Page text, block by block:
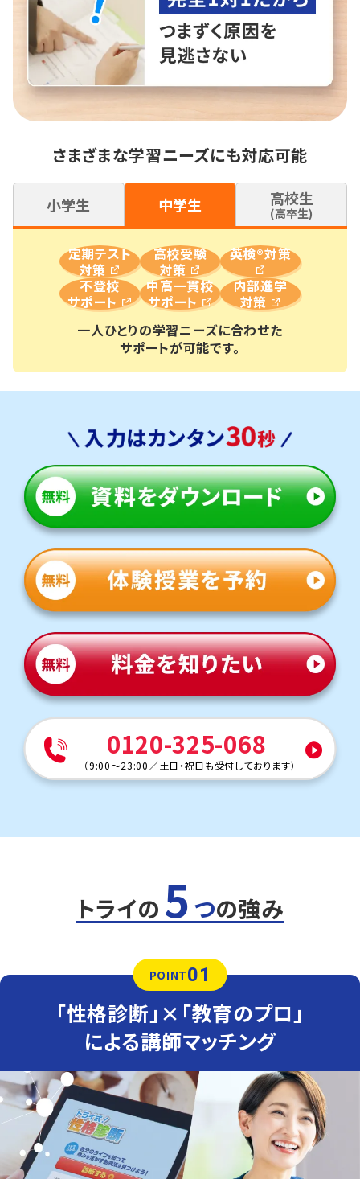
さまざまな学習ニーズにも対応可能
小学生 中学生 高校生
(高卒生)
定期テスト
対策
高校受験
対策
英検®対策
不登校
サポート
中高一貫校
サポート
内部進学
対策
一人ひとりの学習ニーズに合わせた
サポートが可能です。
0120-325-068
（9:00～23:00 ／土日・祝日も受付しております）
トライの 5 つの強み
POINT01
「性格診断」×「教育のプロ」
による講師マッチング